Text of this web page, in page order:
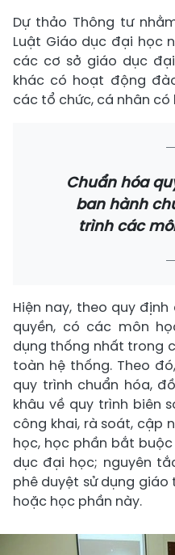
Dự thảo Thông tư
Luật Giáo dục đại học
các cơ sở giáo dục
khác có hoạt động
các tổ chức, cá nhân có
Chuẩn hóa
ban hành
trình các
Hiện nay, theo quy
quyền, có các môn
dụng thống nhất trong
toàn hệ thống. Theo
quy trình chuẩn hóa,
khâu về quy trình biên
công khai, rà soát, cập
học, học phần bắt
dục đại học; nguyên
phê duyệt sử dụng
hoặc học phần này.